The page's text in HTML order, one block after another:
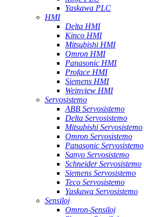
Yaskawa PLC
HMI
Delta HMI
Kinco HMI
Mitsubishi HMI
Omron HMI
Panasonic HMI
Proface HMI
Siemens HMI
Weinview HMI
Servosistemo
ABB Servosistemo
Delta Servosistemo
Mitsubishi Servosistemo
Omron Servosistemo
Panasonic Servosistemo
Sanyo Servosistemo
Schneider Servosistemo
Siemens Servosistemo
Teco Servosistemo
Yaskawa Servosistemo
Sensiloj
Omron-Sensiloj